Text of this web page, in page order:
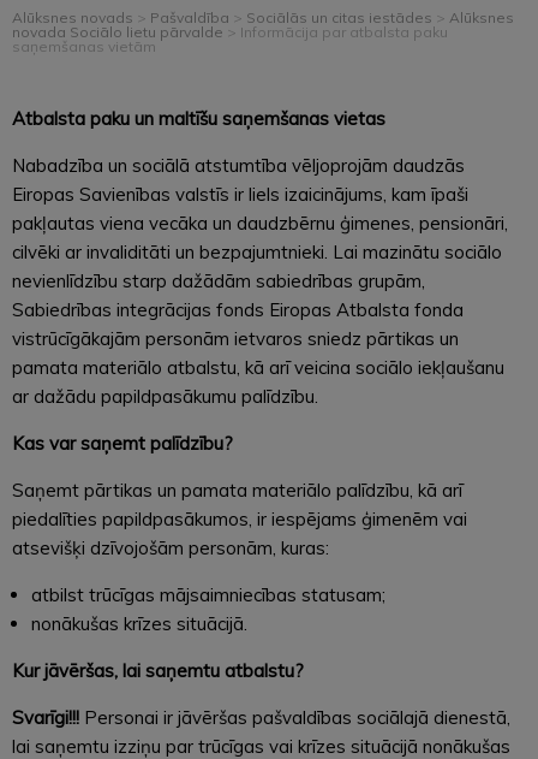
Alūksnes novads > Pašvaldība > Sociālās un citas iestādes > Alūksnes
novada Sociālo lietu pārvalde > Informācija par atbalsta paku
saņemšanas vietām
Atbalsta paku un maltīšu saņemšanas vietas
Nabadzība un sociālā atstumtība vēljoprojām daudzās
Eiropas Savienības valstīs ir liels izaicinājums, kam īpaši
pakļautas viena vecāka un daudzbērnu ģimenes, pensionāri,
cilvēki ar invaliditāti un bezpajumtnieki. Lai mazinātu sociālo
nevienlīdzību starp dažādām sabiedrības grupām,
Sabiedrības integrācijas fonds Eiropas Atbalsta fonda
vistrūcīgākajām personām ietvaros sniedz pārtikas un
pamata materiālo atbalstu, kā arī veicina sociālo iekļaušanu
ar dažādu papildpasākumu palīdzību.
Kas var saņemt palīdzību?
Saņemt pārtikas un pamata materiālo palīdzību, kā arī
piedalīties papildpasākumos, ir iespējams ģimenēm vai
atsevišķi dzīvojošām personām, kuras:
atbilst trūcīgas mājsaimniecības statusam;
nonākušas krīzes situācijā.
Kur jāvēršas, lai saņemtu atbalstu?
Svarīgi!!! Personai ir jāvēršas pašvaldības sociālajā dienestā,
lai saņemtu izziņu par trūcīgas vai krīzes situācijā nonākušas